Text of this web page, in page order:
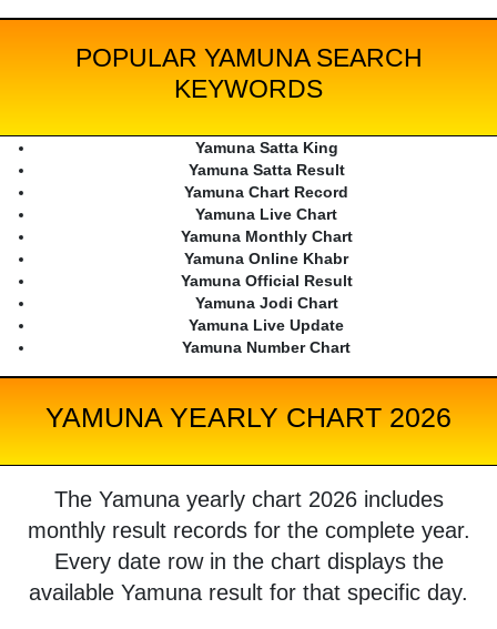
POPULAR YAMUNA SEARCH
KEYWORDS
Yamuna Satta King
Yamuna Satta Result
Yamuna Chart Record
Yamuna Live Chart
Yamuna Monthly Chart
Yamuna Online Khabr
Yamuna Official Result
Yamuna Jodi Chart
Yamuna Live Update
Yamuna Number Chart
YAMUNA YEARLY CHART 2026
The Yamuna yearly chart 2026 includes
monthly result records for the complete year.
Every date row in the chart displays the
available Yamuna result for that specific day.